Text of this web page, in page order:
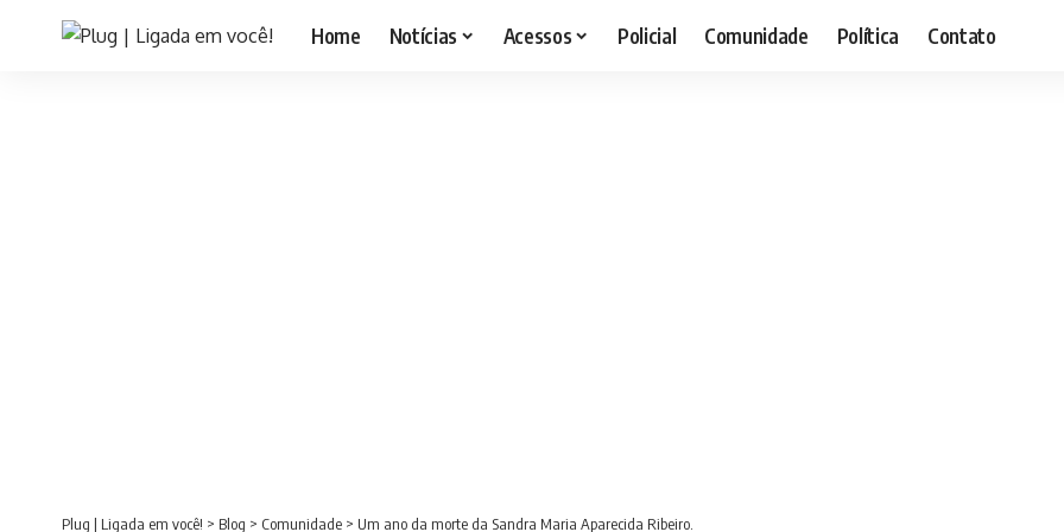
Home Notícias Acessos Policial Comunidade Política Contato
Plug | Ligada em você! > Blog > Comunidade > Um ano da morte da Sandra Maria Aparecida Ribeiro.